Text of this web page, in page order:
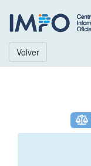
Volver